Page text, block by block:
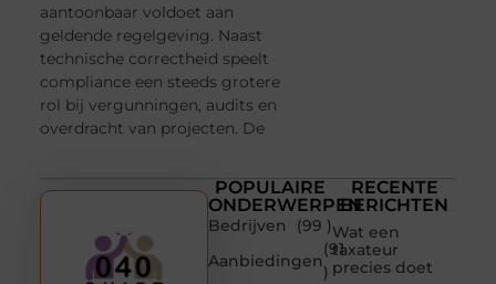
aantoonbaar voldoet aan
geldende regelgeving. Naast
technische correctheid speelt
compliance een steeds grotere
rol bij vergunningen, audits en
overdracht van projecten. De
POPULAIRE
ONDERWERPEN
Bedrijven
(99 )
Aanbiedingen
(91
)
RECENTE
BERICHTEN
Wat een
taxateur
precies doet